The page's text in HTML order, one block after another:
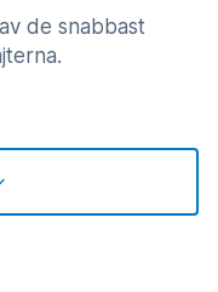
de snabbast